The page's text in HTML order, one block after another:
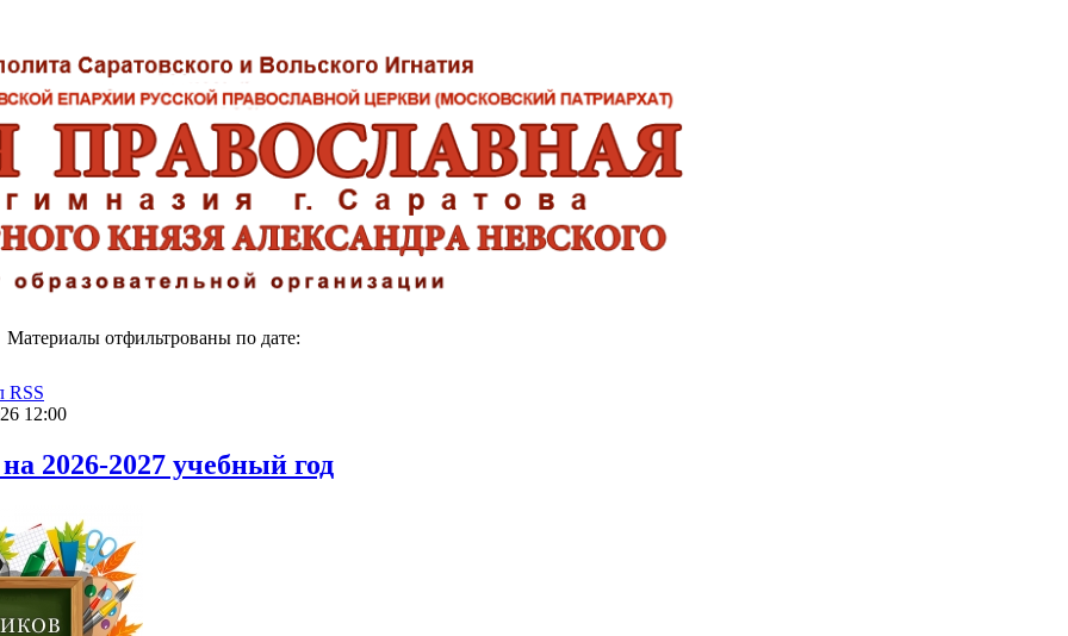
Материалы отфильтрованы по дате:
RSS
12:00
2026-2027 учебный год